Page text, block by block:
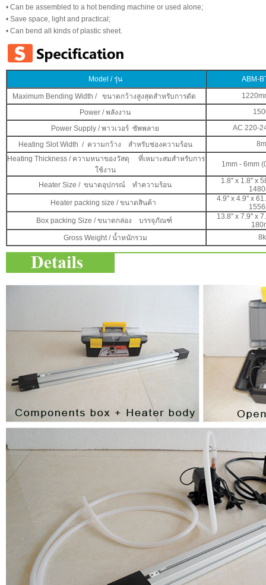
• Can be assembled to a hot bending machine or used alone;
• Save space, light and practical;
• Can bend all kinds of plastic sheet.
Model / รุ่น ABM-
Maximum Bending Width / ขนาดกว้างสูงสุดสำหรับการดัด
Power / พลังงาน
Power Supply / พาวเวอร์ ซัพพลาย
AC 220-
Heating Slot Width / ความกว้าง สำหรับช่องความร้อน
Heating Thickness / ความหนาของวัสดุ ที่เหมาะสมสำหรับการ
ใช้งาน
1mm - 6mm
Heater Size / ขนาดอุปกรณ์ ทำความร้อน
1.8'' x 1.8'' x
Heater packing size / ขนาดสินค้า
4.9'' x 4.9'' x
Box packing Size / ขนาดกล่อง บรรจุภัณฑ์
13.8'' x 7.9'' x
Gross Weight / น้ำหนักรวม